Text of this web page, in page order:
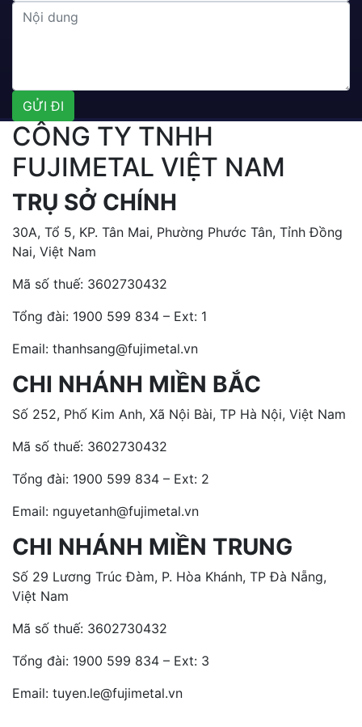
CÔNG TY TNHH
FUJIMETAL VIỆT NAM
TRỤ SỞ CHÍNH
30A, Tổ 5, KP. Tân Mai, Phường Phước Tân, Tỉnh Đồng
Nai, Việt Nam
Mã số thuế: 3602730432
Tổng đài: 1900 599 834 – Ext: 1
Email: thanhsang@fujimetal.vn
CHI NHÁNH MIỀN BẮC
Số 252, Phố Kim Anh, Xã Nội Bài, TP Hà Nội, Việt Nam
Mã số thuế: 3602730432
Tổng đài: 1900 599 834 – Ext: 2
Email: nguyetanh@fujimetal.vn
CHI NHÁNH MIỀN TRUNG
Số 29 Lương Trúc Đàm, P. Hòa Khánh, TP Đà Nẵng,
Việt Nam
Mã số thuế: 3602730432
Tổng đài: 1900 599 834 – Ext: 3
Email: tuyen.le@fujimetal.vn